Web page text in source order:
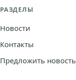
РАЗДЕЛЫ
Новости
Контакты
Предложить новость